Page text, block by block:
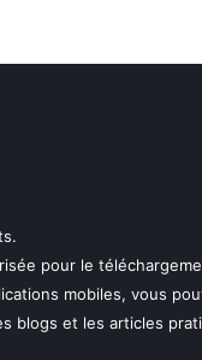
pour le
mobiles, vous
et les articles